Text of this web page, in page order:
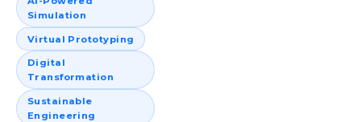
Simulation
Virtual Prototyping
Digital
Transformation
Sustainable
Engineering